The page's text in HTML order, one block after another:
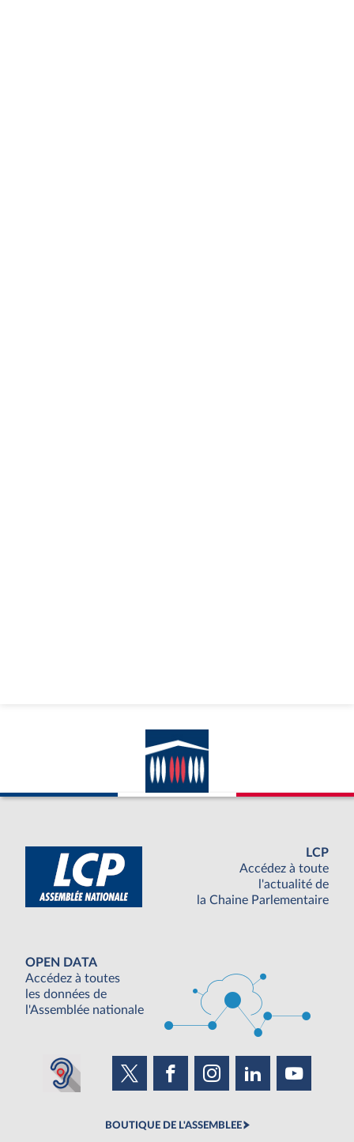
LCP
Accédez à toute
l'actualité de
la Chaine Parlementaire
OPEN DATA
Accédez à toutes
les données de
l'Assemblée nationale
BOUTIQUE DE L'ASSEMBLEE